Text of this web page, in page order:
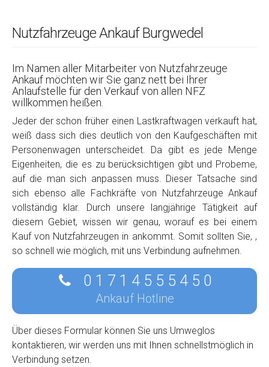
Nutzfahrzeuge Ankauf Burgwedel
Im Namen aller Mitarbeiter von Nutzfahrzeuge
Ankauf möchten wir Sie ganz nett bei Ihrer
Anlaufstelle für den Verkauf von allen NFZ
willkommen heißen.
Jeder der schon früher einen Lastkraftwagen verkauft hat,
weiß dass sich dies deutlich von den Kaufgeschäften mit
Personenwagen unterscheidet. Da gibt es jede Menge
Eigenheiten, die es zu berücksichtigen gibt und Probeme,
auf die man sich anpassen muss. Dieser Tatsache sind
sich ebenso alle Fachkräfte von Nutzfahrzeuge Ankauf
vollständig klar. Durch unsere langjährige Tätigkeit auf
diesem Gebiet, wissen wir genau, worauf es bei einem
Kauf von Nutzfahrzeugen in ankommt. Somit sollten Sie, ,
so schnell wie möglich, mit uns Verbindung aufnehmen.
0 1 7 1 4 5 5 5 4 5 0
Ankauf Hotline
Über dieses Formular können Sie uns Umweglos
kontaktieren, wir werden uns mit Ihnen schnellstmöglich in
Verbindung setzen.